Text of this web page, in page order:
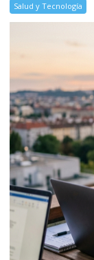
Salud y Tecnología